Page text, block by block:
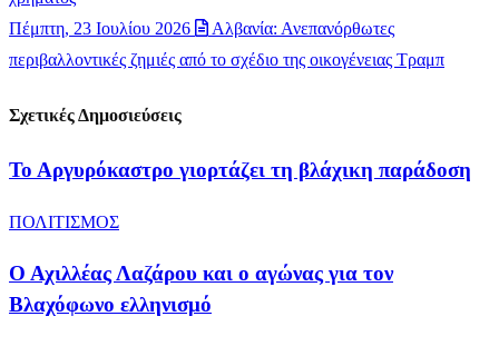
Πέμπτη, 23 Ιουλίου 2026
Αλβανία: Ανεπανόρθωτες
περιβαλλοντικές ζημιές από το σχέδιο της οικογένειας Τραμπ
Σχετικές Δημοσιεύσεις
Το Αργυρόκαστρο γιορτάζει τη βλάχικη παράδοση
ΠΟΛΙΤΙΣΜΟΣ
Ο Αχιλλέας Λαζάρου και ο αγώνας για τον
Βλαχόφωνο ελληνισμό